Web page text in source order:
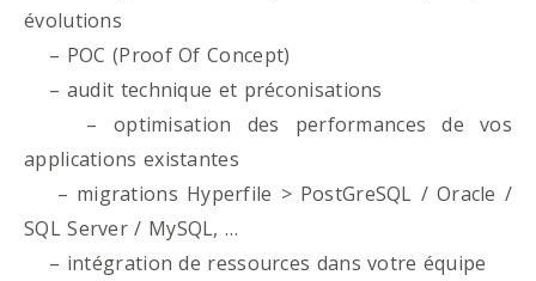
évolutions
– POC (Proof Of Concept)
– audit technique et préconisations
– optimisation des performances de vos
applications existantes
– migrations Hyperfile > PostGreSQL / Oracle /
SQL Server / MySQL, …
– intégration de ressources dans votre équipe